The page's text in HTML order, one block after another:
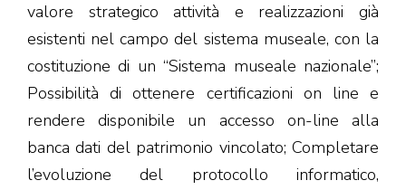
valore strategico attività e realizzazioni già
esistenti nel campo del sistema museale, con la
costituzione di un “Sistema museale nazionale”;
Possibilità di ottenere certificazioni on line e
rendere disponibile un accesso on-line alla
banca dati del patrimonio vincolato; Completare
l’evoluzione del protocollo informatico,